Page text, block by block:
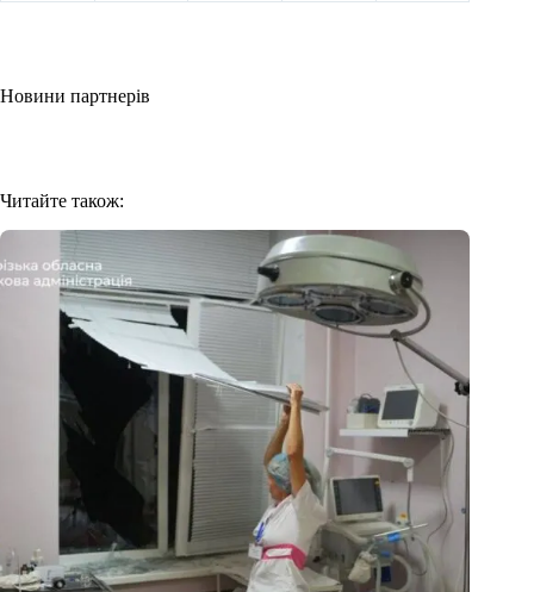
Новини партнерів
Читайте також: